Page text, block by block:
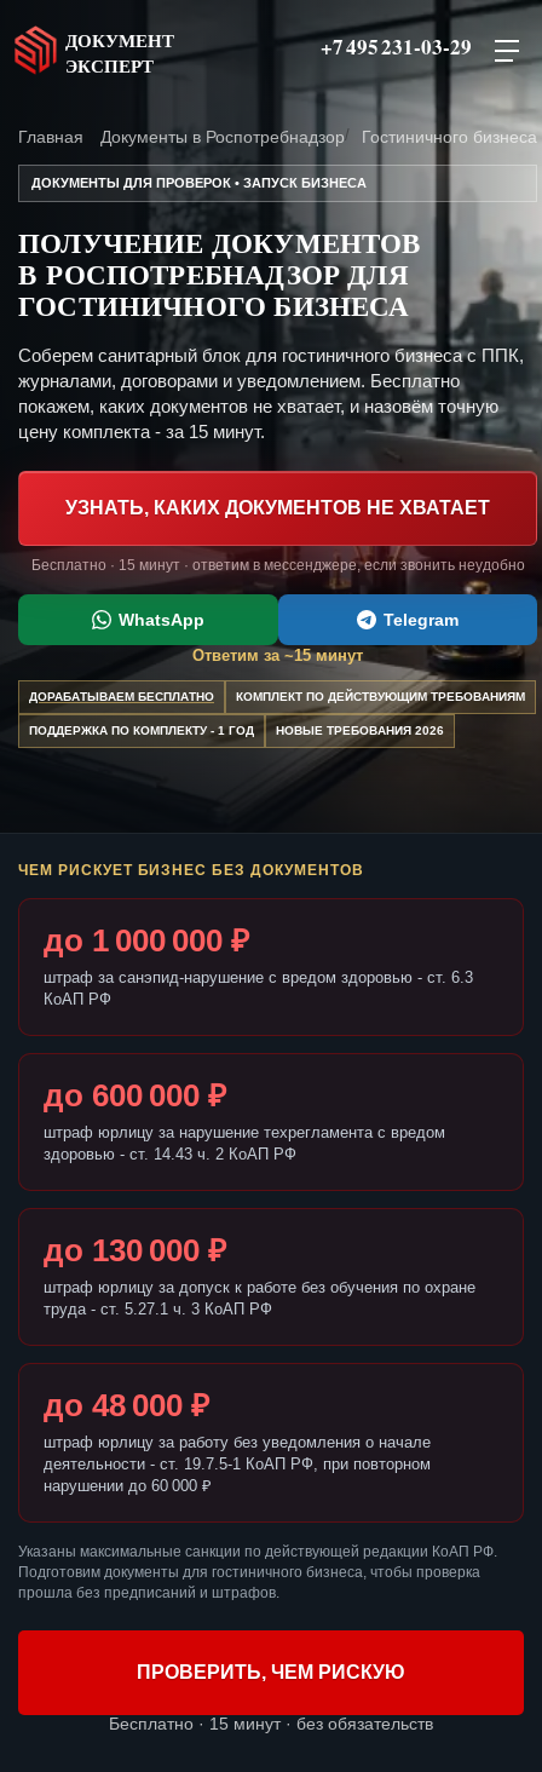
ДОКУМЕНТ
ЭКСПЕРТ
+7 495 231-03-29
Главная Документы в Роспотребнадзор Гостиничного бизнеса
ДОКУМЕНТЫ ДЛЯ ПРОВЕРОК • ЗАПУСК БИЗНЕСА
ПОЛУЧЕНИЕ ДОКУМЕНТОВ
В РОСПОТРЕБНАДЗОР ДЛЯ
ГОСТИНИЧНОГО БИЗНЕСА
Соберем санитарный блок для гостиничного бизнеса с ППК,
журналами, договорами и уведомлением. Бесплатно
покажем, каких документов не хватает, и назовём точную
цену комплекта - за 15 минут.
УЗНАТЬ, КАКИХ ДОКУМЕНТОВ НЕ ХВАТАЕТ
Бесплатно · 15 минут · ответим в мессенджере, если звонить неудобно
WhatsApp Telegram
Ответим за ~15 минут
ДОРАБАТЫВАЕМ БЕСПЛАТНО КОМПЛЕКТ ПО ДЕЙСТВУЮЩИМ ТРЕБОВАНИЯМ
ПОДДЕРЖКА ПО КОМПЛЕКТУ - 1 ГОД НОВЫЕ ТРЕБОВАНИЯ 2026
ЧЕМ РИСКУЕТ БИЗНЕС БЕЗ ДОКУМЕНТОВ
до 1 000 000 ₽
штраф за санэпид-нарушение с вредом здоровью - ст. 6.3
КоАП РФ
до 600 000 ₽
штраф юрлицу за нарушение техрегламента с вредом
здоровью - ст. 14.43 ч. 2 КоАП РФ
до 130 000 ₽
штраф юрлицу за допуск к работе без обучения по охране
труда - ст. 5.27.1 ч. 3 КоАП РФ
до 48 000 ₽
штраф юрлицу за работу без уведомления о начале
деятельности - ст. 19.7.5-1 КоАП РФ, при повторном
нарушении до 60 000 ₽
Указаны максимальные санкции по действующей редакции КоАП РФ.
Подготовим документы для гостиничного бизнеса, чтобы проверка
прошла без предписаний и штрафов.
ПРОВЕРИТЬ, ЧЕМ РИСКУЮ
Бесплатно · 15 минут · без обязательств